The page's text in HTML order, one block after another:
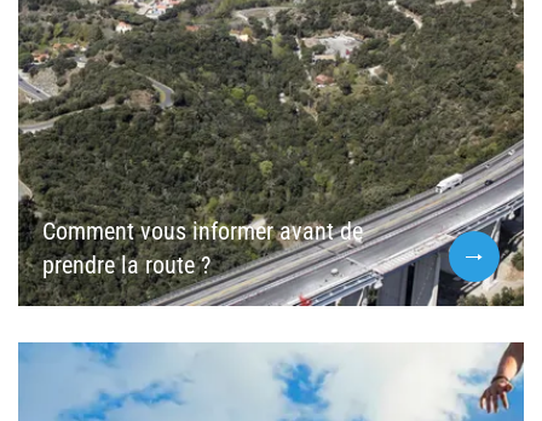
Comment vous informer avant de
prendre la route ?